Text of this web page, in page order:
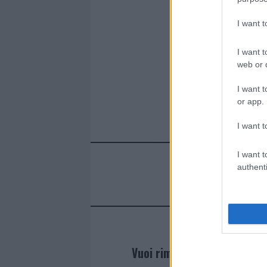
I want
I want
web or
I want
or app.
I want
I want
Vuoi rimanere sempre